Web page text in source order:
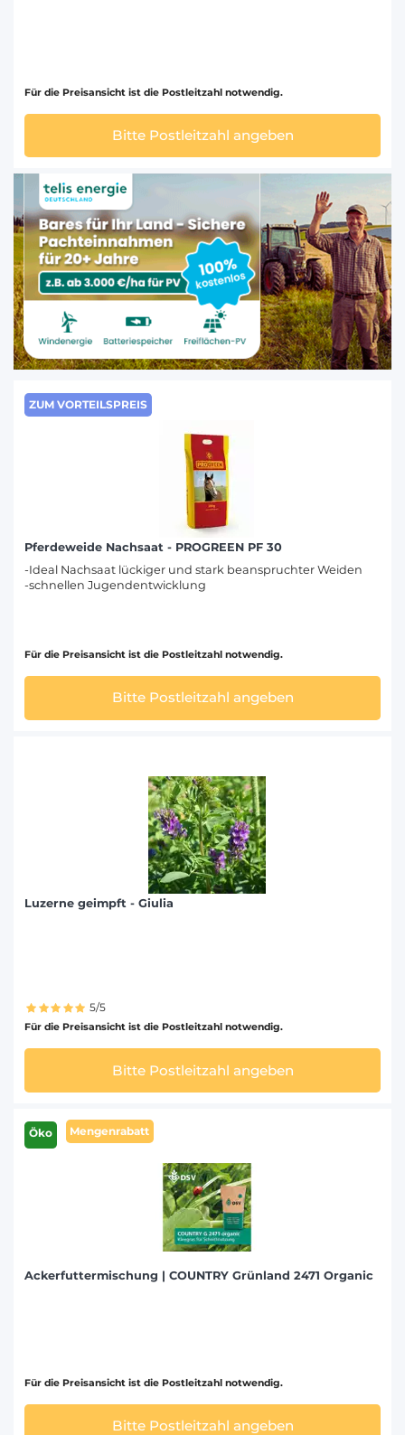
Für die Preisansicht ist die Postleitzahl notwendig.
Bitte Postleitzahl angeben
ZUM VORTEILSPREIS
Pferdeweide Nachsaat - PROGREEN PF 30
-Ideal Nachsaat lückiger und stark beanspruchter Weiden
-schnellen Jugendentwicklung
Für die Preisansicht ist die Postleitzahl notwendig.
Bitte Postleitzahl angeben
Luzerne geimpft - Giulia
5/5
Für die Preisansicht ist die Postleitzahl notwendig.
Bitte Postleitzahl angeben
Öko Mengenrabatt
Ackerfuttermischung | COUNTRY Grünland 2471 Organic
Für die Preisansicht ist die Postleitzahl notwendig.
Bitte Postleitzahl angeben